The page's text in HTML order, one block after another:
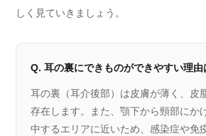
しく見ていきましょう。
Q. 耳の裏にできものができやすい理由
耳の裏（耳介後部）は皮膚が薄く、皮
存在します。また、顎下から頸部にか
中するエリアに近いため、感染症や免